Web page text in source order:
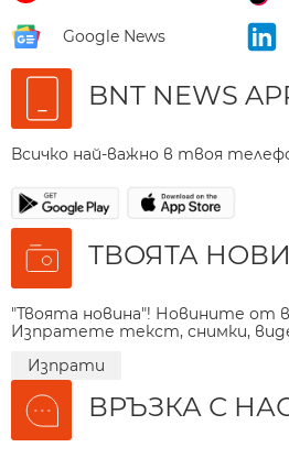
Google News
BNT NEWS
Всичко най-важно в твоя
ТВОЯТА
"Твоята новина"! Новините от
Изпратете текст, снимки,
Изпрати
ВРЪЗКА С